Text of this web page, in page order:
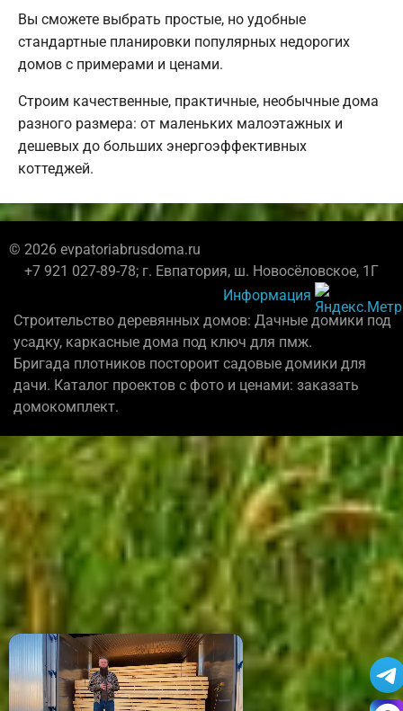
Вы сможете выбрать простые, но удобные
стандартные планировки популярных недорогих
домов с примерами и ценами.
Строим качественные, практичные, необычные дома
разного размера: от маленьких малоэтажных и
дешевых до больших энергоэффективных
коттеджей.
© 2026 evpatoriabrusdoma.ru
+7 921 027-89-78; г. Евпатория, ш. Новосёловское, 1Г
Информация
Строительство деревянных домов: Дачные домики под
усадку, каркасные дома под ключ для пмж.
Бригада плотников постороит садовые домики для
дачи. Каталог проектов с фото и ценами: заказать
домокомплект.